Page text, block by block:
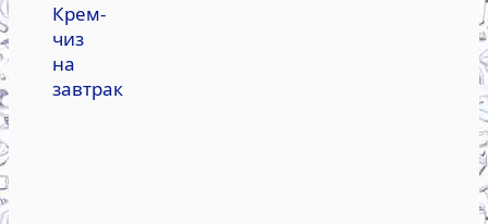
Крем-
чиз
на
завтрак